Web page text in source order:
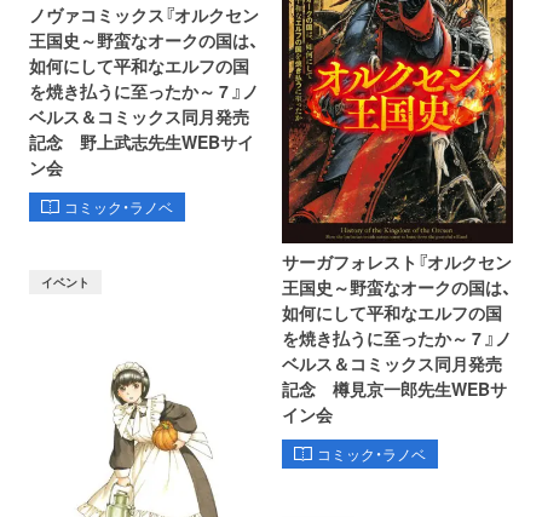
ノヴァコミックス『オルクセン
王国史～野蛮なオークの国は、
如何にして平和なエルフの国
を焼き払うに至ったか～ 7 』ノ
ベルス＆コミックス同月発売
記念 野上武志先生WEBサイ
ン会
コミック・ラノベ
サーガフォレスト『オルクセン
王国史～野蛮なオークの国は、
如何にして平和なエルフの国
を焼き払うに至ったか～ 7 』ノ
ベルス＆コミックス同月発売
記念 樽見京一郎先生WEBサ
イン会
コミック・ラノベ
イベント